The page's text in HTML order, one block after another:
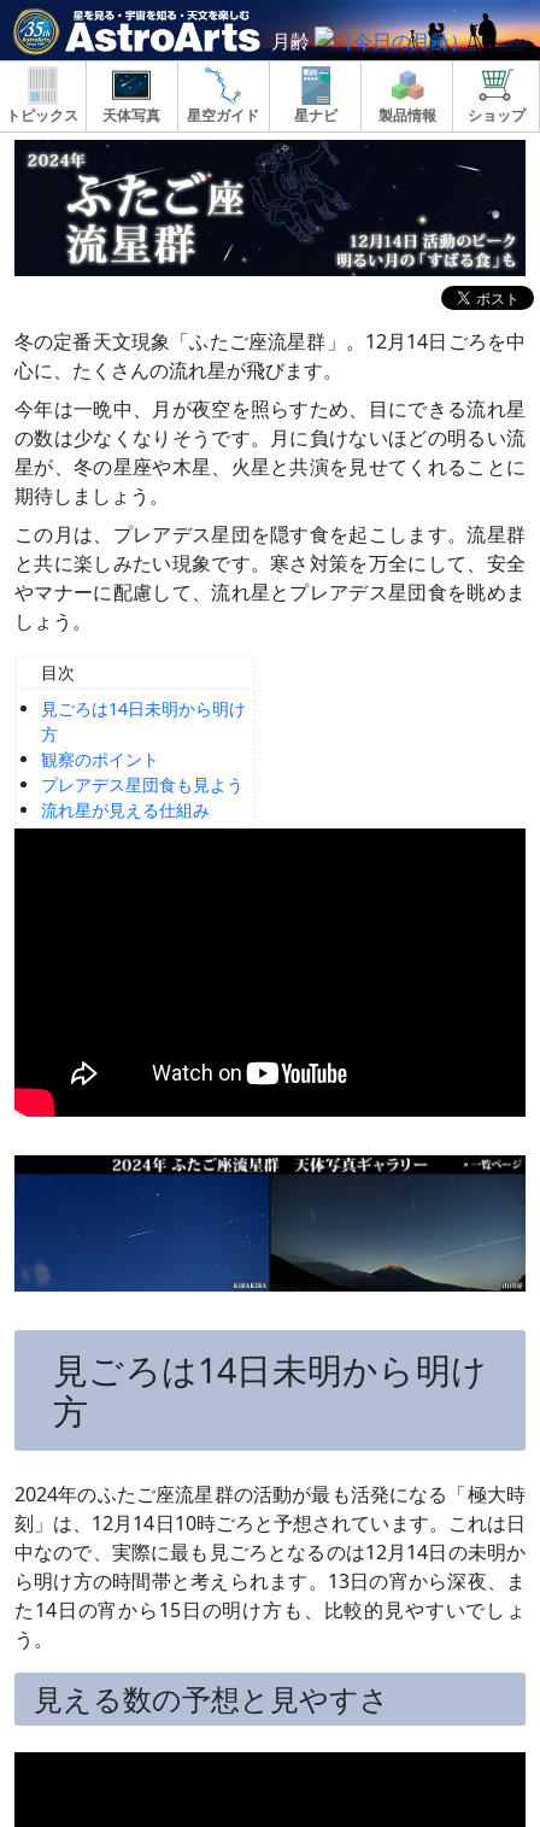
月齢
トピックス 天体写真 星空ガイド 星ナビ 製品情報 ショップ
冬の定番天文現象「ふたご座流星群」。12月14日ごろを中
心に、たくさんの流れ星が飛びます。
今年は一晩中、月が夜空を照らすため、目にできる流れ星
の数は少なくなりそうです。月に負けないほどの明るい流
星が、冬の星座や木星、火星と共演を見せてくれることに
期待しましょう。
この月は、プレアデス星団を隠す食を起こします。流星群
と共に楽しみたい現象です。寒さ対策を万全にして、安全
やマナーに配慮して、流れ星とプレアデス星団食を眺めま
しょう。
目次
見ごろは14日未明から明け
方
観察のポイント
プレアデス星団食も見よう
流れ星が見える仕組み
見ごろは14日未明から明け
方
2024年のふたご座流星群の活動が最も活発になる「極大時
刻」は、12月14日10時ごろと予想されています。これは日
中なので、実際に最も見ごろとなるのは12月14日の未明か
ら明け方の時間帯と考えられます。13日の宵から深夜、ま
た14日の宵から15日の明け方も、比較的見やすいでしょ
う。
見える数の予想と見やすさ